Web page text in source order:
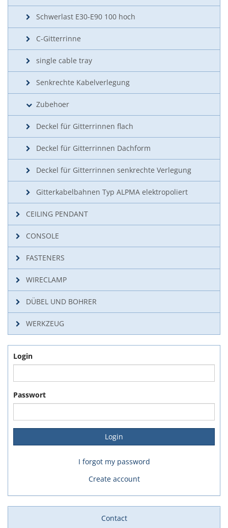
Schwerlast E30-E90 100 hoch
C-Gitterrinne
single cable tray
Senkrechte Kabelverlegung
Zubehoer
Deckel für Gitterrinnen flach
Deckel für Gitterrinnen Dachform
Deckel für Gitterrinnen senkrechte Verlegung
Gitterkabelbahnen Typ ALPMA elektropoliert
CEILING PENDANT
CONSOLE
FASTENERS
WIRECLAMP
DÜBEL UND BOHRER
WERKZEUG
Login
Passwort
I forgot my password
Create account
Contact